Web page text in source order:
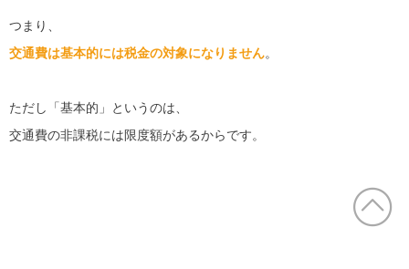
つまり、
交通費は基本的には税金の対象になりません。
ただし「基本的」というのは、
交通費の非課税には限度額があるからです。